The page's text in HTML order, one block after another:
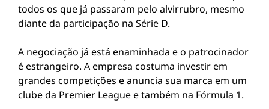
todos os que já passaram pelo alvirrubro, mesmo
diante da participação na Série D.
A negociação já está enaminhada e o patrocinador
é estrangeiro. A empresa costuma investir em
grandes competições e anuncia sua marca em um
clube da Premier League e também na Fórmula 1.